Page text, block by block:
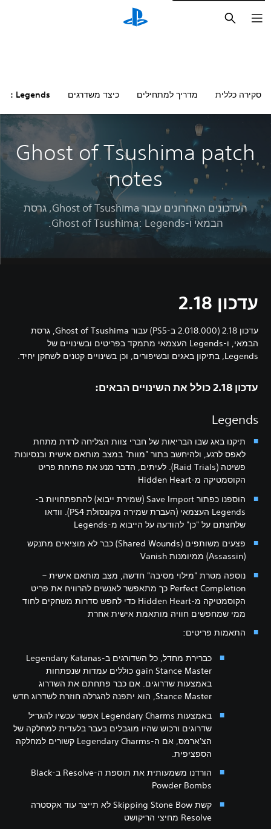
חיפוש
סקירה כללית מדריך למתחילים כיצד משדרגים Legends
Ghost of Tsushima patch
notes
העדכונים האחרונים עבור Ghost of Tsushima, גרסת
הבמאי ו-Ghost of Tsushima: Legends.
עדכון 2.18
עדכון 2.18 (2.018.000 ב-PS5) עבור Ghost of Tsushima, גרסת
הבמאי, ו-Legends העצמאי מתמקד בפריטים ובשינויים של
Legends, בתיקון באגים ובשיפורים, וכן בשינויים קטנים לשחקן יחיד.
עדכון 2.18 כולל את השינויים הבאים:
Legends
תיקנו באג שבו הבריאות של חברי צוות הצליחה לרדת מתחת
לאפס לרגע, ולהיחשב בתור "מוות" במצב מותאם אישית ובנסיונות
פשיטה (Raid Trials). לעיתים, הדבר מנע את פתיחת פריט
הקוסמטיקה מ-Hidden Heart
הוספנו כפתור Save Import (שמירת ייבוא) להתפתחויות ב-
Legends העצמאי (העברת שמירה מקונסולת PS4). וודאו
שלחצתם על "כן" להודעה על הייבוא מ-Legends
פצעים משותפים (Shared Wounds) כבר לא מוציאים מתנקש
נוספה מטרת "מילוי מסיבה" חדשה, מצב מותאם אישית –
Perfect Completion כך מתאפשר לאנשים להרוויח את פריט
הקוסמטיקה מ-Hidden Heart כדי לחפש סדרות משחקים לחוד
ממי שמחפשים חוויה מותאמת אישית אחרת
התאמות פריטים:
כברירת מחדל, כל השדורגים ב-Legendary Katanas
gain Stance Master כוללים עמדות שנפתחות
באמצעות שדרוגים. אם כבר פתחתם את השדרוג
Stance Master, הוא יתפנה להגרלה חוזרת לשדרוג חדש
באמצעות Legendary Charms אפשר עכשיו להגריל
שדרוגים ורכוש שהיו מוגבלים בעבר בלעדית למחלקה של
הצ'ארמס, אם ה-Legendary Charms קשורים למחלקה
הספציפית.
הורדנו משמעותית את תוספת ה-Resolve ב-Black
Powder Bombs
קשת Skipping Stone Bow לא תייצר עוד אקסטרה
Resolve מחיצי הריקושט